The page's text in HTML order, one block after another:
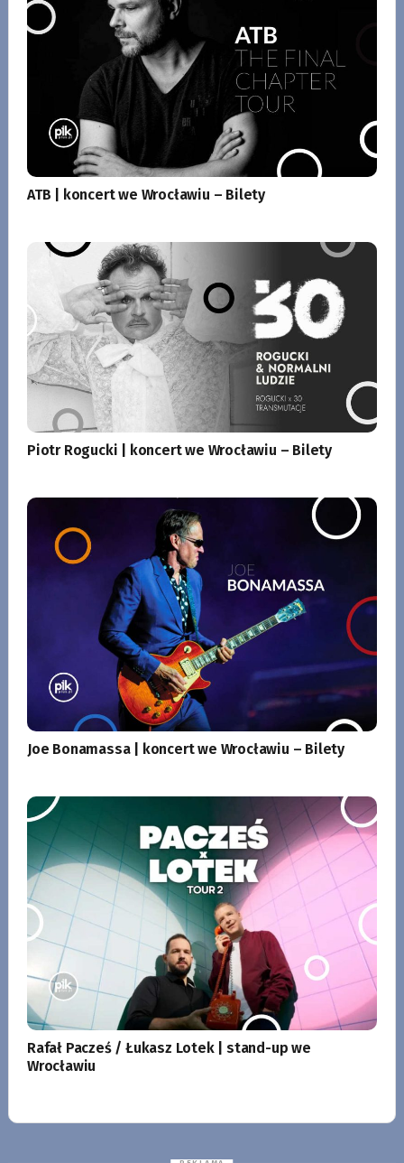
ATB | koncert we Wrocławiu – Bilety
Piotr Rogucki | koncert we Wrocławiu – Bilety
Joe Bonamassa | koncert we Wrocławiu – Bilety
Rafał Pacześ / Łukasz Lotek | stand-up we
Wrocławiu